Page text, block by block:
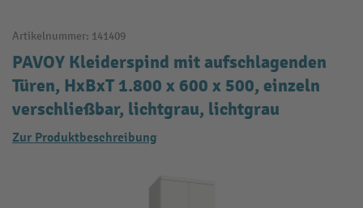
Artikelnummer: 141409
PAVOY Kleiderspind mit aufschlagenden
Türen, HxBxT 1.800 x 600 x 500, einzeln
verschließbar, lichtgrau, lichtgrau
Zur Produktbeschreibung